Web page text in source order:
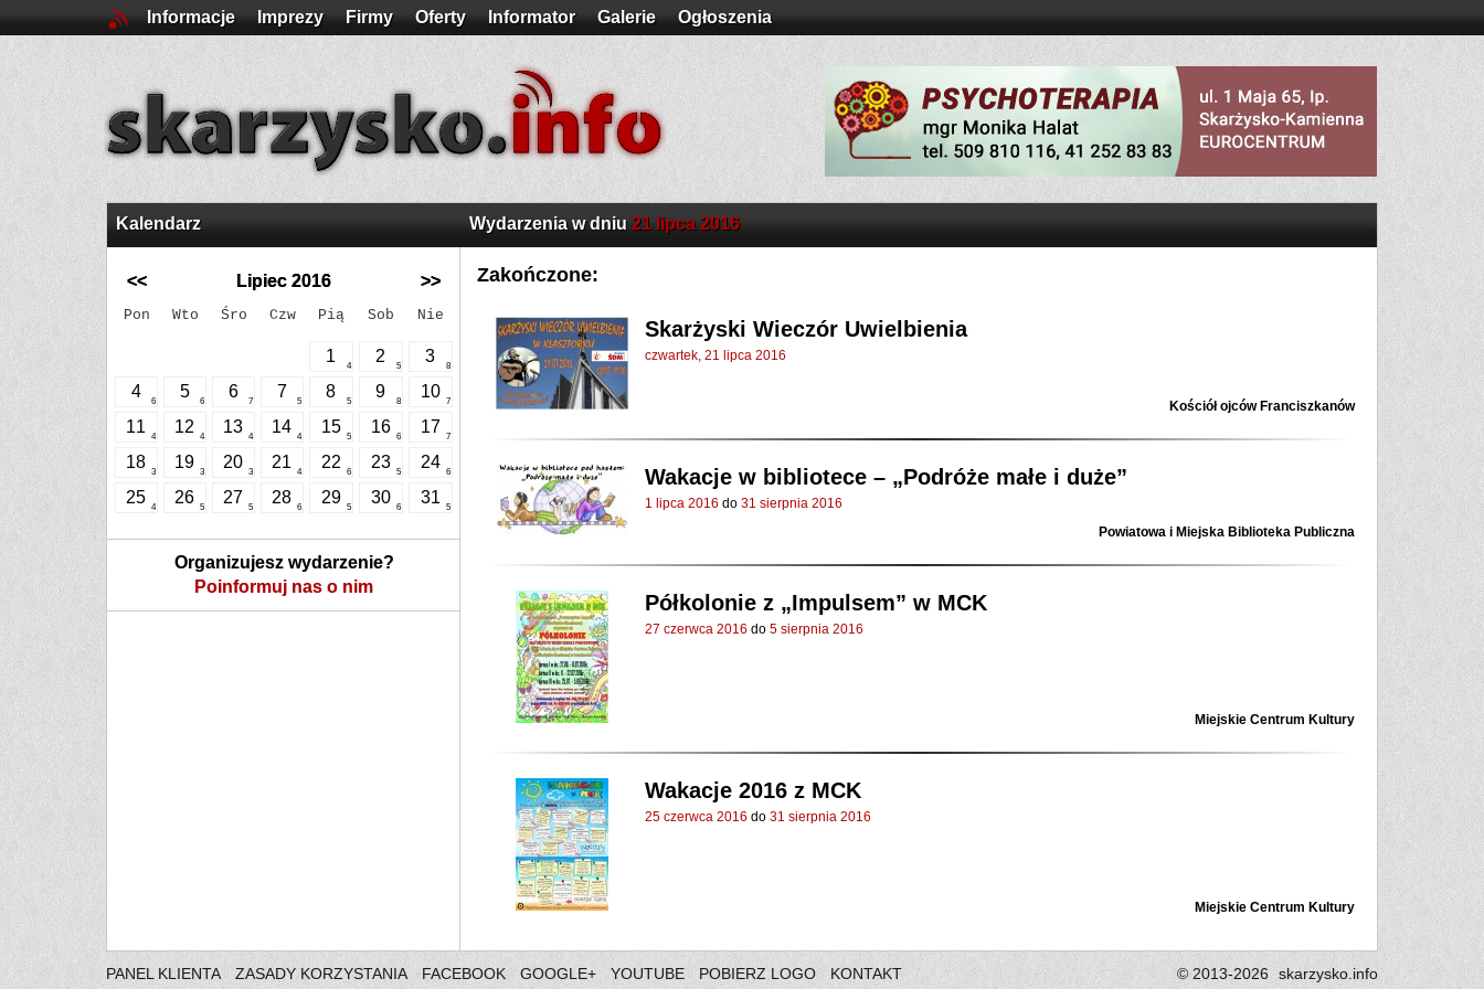
Informacje Imprezy Firmy Oferty Informator Galerie Ogłoszenia
Kalendarz
<< Lipiec 2016 >>
Pon Wto Śro Czw Pią Sob Nie
1
4
2
5
3
8
4
6
5
6
6
7
7
5
8
5
9
8
10
7
11
4
12
4
13
4
14
4
15
5
16
6
17
7
18
3
19
3
20
3
21
4
22
6
23
5
24
6
25
4
26
5
27
5
28
6
29
5
30
6
31
5
Organizujesz wydarzenie?
Poinformuj nas o nim
Wydarzenia w dniu 21 lipca 2016
Zakończone:
Skarżyski Wieczór Uwielbienia
czwartek, 21 lipca 2016
Kościół ojców Franciszkanów
Wakacje w bibliotece – „Podróże małe i duże”
1 lipca 2016 do 31 sierpnia 2016
Powiatowa i Miejska Biblioteka Publiczna
Półkolonie z „Impulsem” w MCK
27 czerwca 2016 do 5 sierpnia 2016
Miejskie Centrum Kultury
Wakacje 2016 z MCK
25 czerwca 2016 do 31 sierpnia 2016
Miejskie Centrum Kultury
PANEL KLIENTA ZASADY KORZYSTANIA FACEBOOK GOOGLE+ YOUTUBE POBIERZ LOGO KONTAKT © 2013-2026 skarzysko.info